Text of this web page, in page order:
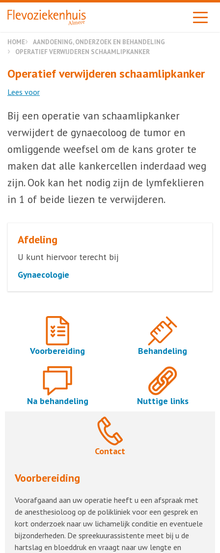
Almere
HOME
AANDOENING, ONDERZOEK EN BEHANDELING
OPERATIEF VERWIJDEREN SCHAAMLIPKANKER
Operatief verwijderen schaamlipkanker
Lees voor
Bij een operatie van schaamlipkanker
verwijdert de gynaecoloog de tumor en
omliggende weefsel om de kans groter te
maken dat alle kankercellen inderdaad weg
zijn. Ook kan het nodig zijn de lymfeklieren
in 1 of beide liezen te verwijderen.
Afdeling
U kunt hiervoor terecht bij
Gynaecologie
Voorbereiding Behandeling
Na behandeling Nuttige links
Contact
Voorbereiding
Voorafgaand aan uw operatie heeft u een afspraak met
de anesthesioloog op de polikliniek voor een gesprek en
kort onderzoek naar uw lichamelijk conditie en eventuele
bijzonderheden. De spreekuurassistente meet bij u de
hartslag en bloeddruk en vraagt naar uw lengte en